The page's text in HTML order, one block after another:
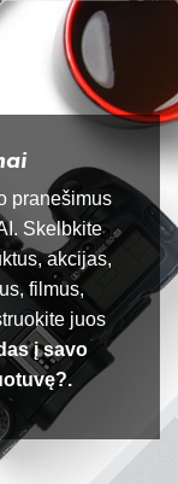
pranešimus
Skelbkite
akcijas,
filmus,
juos
į savo